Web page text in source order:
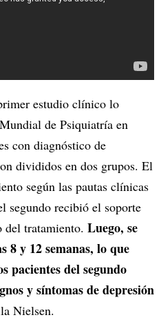
estudio clínico lo
de Psiquiatría en
con diagnóstico de
divididos en dos grupos. El
según las pautas clínicas
segundo recibió el soporte
tratamiento. Luego, se
8 y 12 semanas, lo que
pacientes del segundo
y síntomas de depresión
Nielsen.